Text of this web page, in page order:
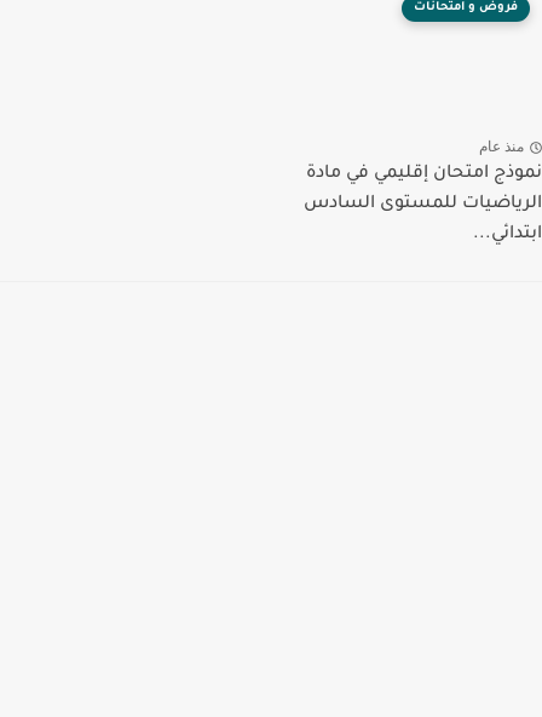
فروض و امتحانات
منذ عام
نموذج امتحان إقليمي في مادة
الرياضيات للمستوى السادس
ابتدائي...